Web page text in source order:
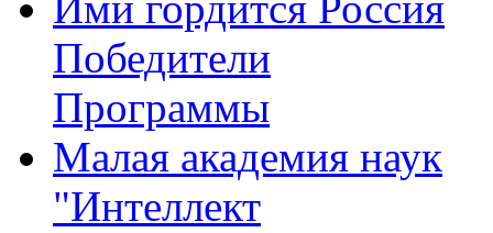
Победители
Программы
Малая академия наук
"Интеллект